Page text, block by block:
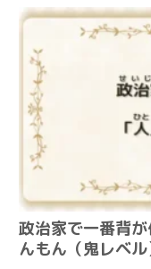
政治家で一番背
んもん（鬼レベ